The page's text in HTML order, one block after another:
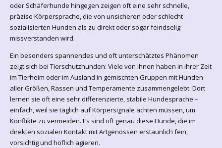
oder Schäferhunde hingegen zeigen oft eine sehr schnelle,
präzise Körpersprache, die von unsicheren oder schlecht
sozialisierten Hunden als zu direkt oder sogar feindselig
missverstanden wird.
Ein besonders spannendes und oft unterschätztes Phänomen
zeigt sich bei Tierschutzhunden: Viele von ihnen haben in ihrer Zeit
im Tierheim oder im Ausland in gemischten Gruppen mit Hunden
aller Größen, Rassen und Temperamente zusammengelebt. Dort
lernen sie oft eine sehr differenzierte, stabile Hundesprache –
einfach, weil sie täglich auf Körpersignale achten müssen, um
Konflikte zu vermeiden. Es sind oft genau diese Hunde, die im
direkten sozialen Kontakt mit Artgenossen erstaunlich fein,
vorsichtig und höflich agieren.